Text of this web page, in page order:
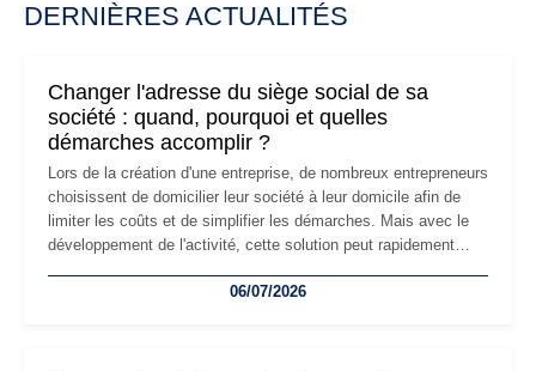
DERNIÈRES ACTUALITÉS
Changer l'adresse du siège social de sa
société : quand, pourquoi et quelles
démarches accomplir ?
Lors de la création d'une entreprise, de nombreux entrepreneurs
choisissent de domicilier leur société à leur domicile afin de
limiter les coûts et de simplifier les démarches. Mais avec le
développement de l'activité, cette solution peut rapidement
professionnels, recrutement, image de marque… Le
06/07/2026